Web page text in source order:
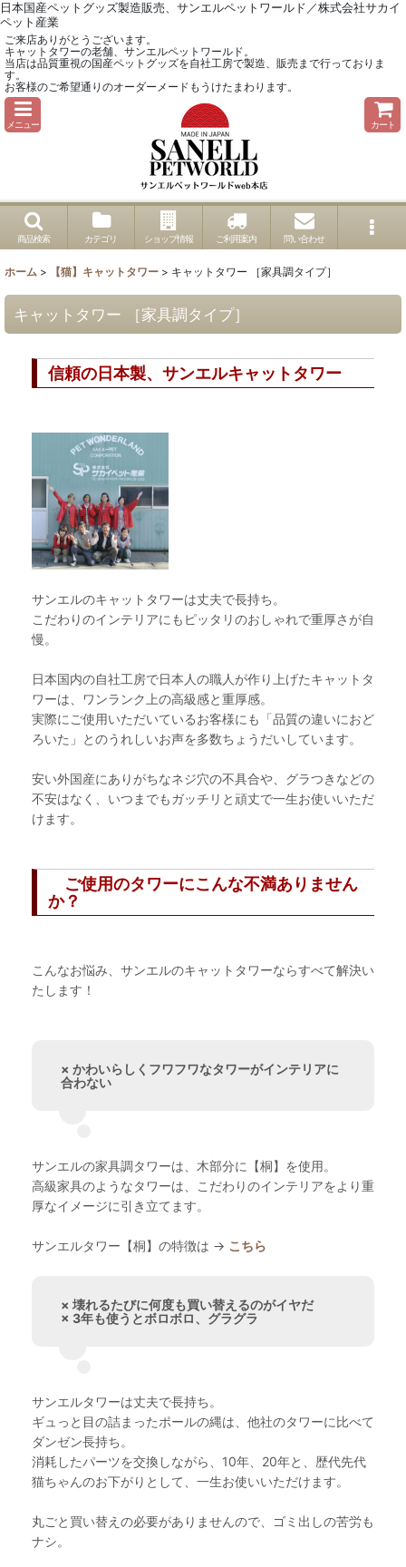
日本国産ペットグッズ製造販売、サンエルペットワールド／株式会社サカイ
ペット産業
ご来店ありがとうございます。
キャットタワーの老舗、サンエルペットワールド。
当店は品質重視の国産ペットグッズを自社工房で製造、販売まで行っておりま
す。
お客様のご希望通りのオーダーメードもうけたまわります。
メニュー カート
商品検索 カテゴリ ショップ情報 ご利用案内 問い合わせ
ホーム > 【猫】キャットタワー > キャットタワー ［家具調タイプ］
キャットタワー ［家具調タイプ］
信頼の日本製、サンエルキャットタワー
サンエルのキャットタワーは丈夫で長持ち。
こだわりのインテリアにもピッタリのおしゃれで重厚さが自
慢。
日本国内の自社工房で日本人の職人が作り上げたキャットタ
ワーは、ワンランク上の高級感と重厚感。
実際にご使用いただいているお客様にも「品質の違いにおど
ろいた」とのうれしいお声を多数ちょうだいしています。
安い外国産にありがちなネジ穴の不具合や、グラつきなどの
不安はなく、いつまでもガッチリと頑丈で一生お使いいただ
けます。
ご使用のタワーにこんな不満ありません
か？
こんなお悩み、サンエルのキャットタワーならすべて解決い
たします！
× かわいらしくフワフワなタワーがインテリアに
合わない
サンエルの家具調タワーは、木部分に【桐】を使用。
高級家具のようなタワーは、こだわりのインテリアをより重
厚なイメージに引き立てます。
サンエルタワー【桐】の特徴は → こちら
× 壊れるたびに何度も買い替えるのがイヤだ
× 3年も使うとボロボロ、グラグラ
サンエルタワーは丈夫で長持ち。
ギュっと目の詰まったポールの縄は、他社のタワーに比べて
ダンゼン長持ち。
消耗したパーツを交換しながら、10年、20年と、歴代先代
猫ちゃんのお下がりとして、一生お使いいただけます。
丸ごと買い替えの必要がありませんので、ゴミ出しの苦労も
ナシ。